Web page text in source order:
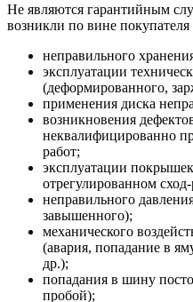
Не являются гарантийным
возникли по вине покупателя
неправильного
эксплуатации
(деформированного,
применения диска
возникновения
неквалифицированно
работ;
эксплуатации
отрегулированном сход-
неправильного
завышенного);
механического
(авария, попадание в
др.);
попадания в шину
пробой);